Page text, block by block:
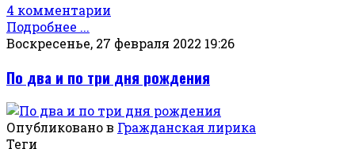
4 комментарии
Подробнее ...
Воскресенье, 27 февраля 2022 19:26
По два и по три дня рождения
Опубликовано в Гражданская лирика
Теги